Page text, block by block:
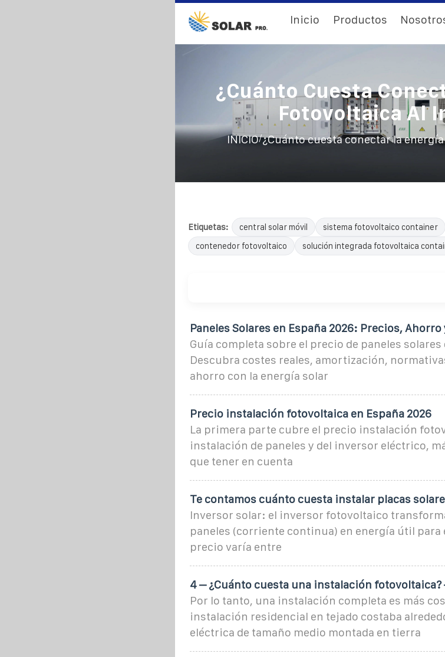
Inicio Productos
¿Cuánto Cuesta
Fotovoltaica Al
INICIO/¿Cuánto cuesta conectar la
Etiquetas: central solar móvil sistema fotovoltaico container
contenedor fotovoltaico
solución integrada fotovoltaica
Paneles Solares en España 2026: Precios,
Guía completa sobre el precio de paneles solares
Descubra costes reales, amortización,
ahorro con la energía solar
Precio instalación fotovoltaica en España 2026
La primera parte cubre el precio instalación
instalación de paneles y del inversor eléctrico,
que tener en cuenta
Te contamos cuánto cuesta instalar placas
Inversor solar: el inversor fotovoltaico
paneles (corriente continua) en energía útil para
precio varía entre
4 – ¿Cuánto cuesta una instalación fotovoltaica?
Por lo tanto, una instalación completa es más
instalación residencial en tejado costaba
eléctrica de tamaño medio montada en tierra